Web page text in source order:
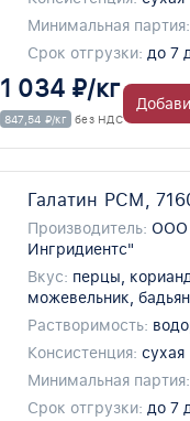
Минимальная партия:
Срок отгрузки: до 7
1 034 ₽/кг
847,54 ₽/кг без НДС
Галатин РСМ,
Производитель: ООО
Ингридиентс"
Вкус: перцы,
можевельник, бадьян
Растворимость:
Консистенция: сухая
Минимальная партия:
Срок отгрузки: до 7